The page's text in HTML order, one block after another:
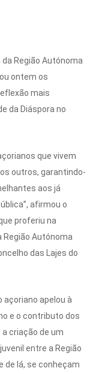
Região Autónoma
ontem os
mais
da Diáspora no
que vivem
outros, garantindo-
aos já
afirmou o
proferiu na
Região Autónoma
das Lajes do
açoriano apelou à
e o contributo dos
criação de um
entre a Região
de lá, se conheçam